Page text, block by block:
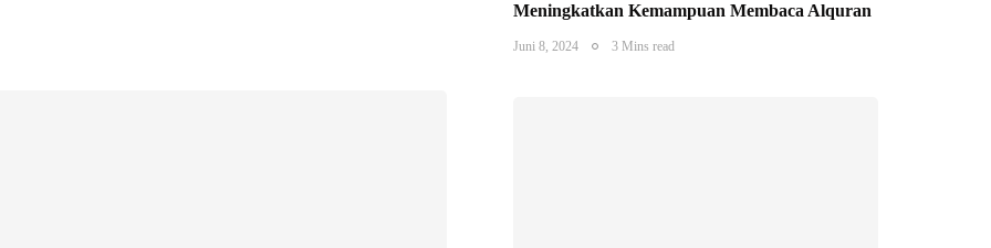
Meningkatkan Kemampuan Membaca Alquran
Juni 8, 2024 3 Mins read